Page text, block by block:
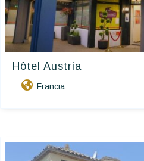
Hôtel Austria
Francia